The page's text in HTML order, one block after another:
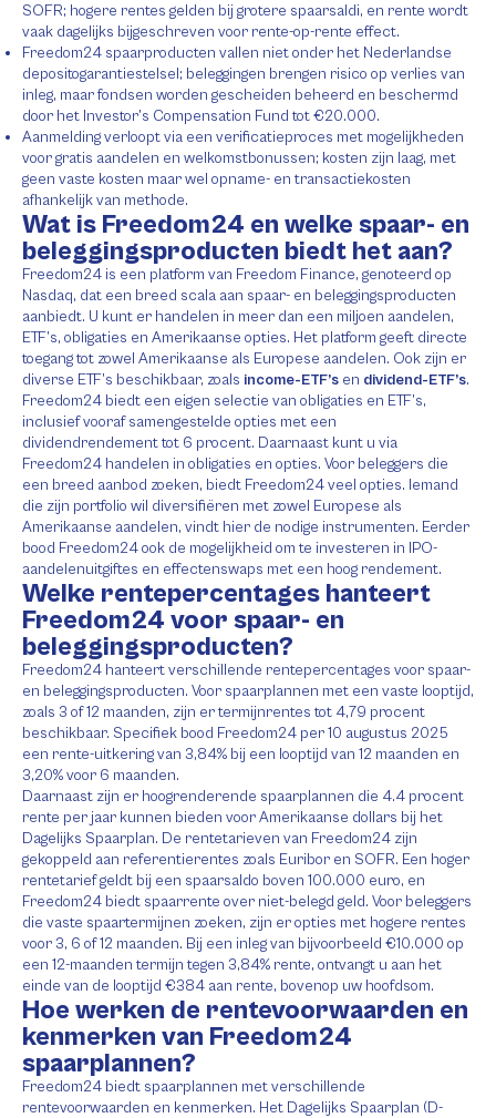
SOFR; hogere rentes gelden bij grotere spaarsaldi, en rente wordt
vaak dagelijks bijgeschreven voor rente-op-rente effect.
Freedom24 spaarproducten vallen niet onder het Nederlandse
depositogarantiestelsel; beleggingen brengen risico op verlies van
inleg, maar fondsen worden gescheiden beheerd en beschermd
door het Investor’s Compensation Fund tot €20.000.
Aanmelding verloopt via een verificatieproces met mogelijkheden
voor gratis aandelen en welkomstbonussen; kosten zijn laag, met
geen vaste kosten maar wel opname- en transactiekosten
afhankelijk van methode.
Wat is Freedom24 en welke spaar- en
beleggingsproducten biedt het aan?
Freedom24 is een platform van Freedom Finance, genoteerd op
Nasdaq, dat een breed scala aan spaar- en beleggingsproducten
aanbiedt. U kunt er handelen in meer dan een miljoen aandelen,
ETF’s, obligaties en Amerikaanse opties. Het platform geeft directe
toegang tot zowel Amerikaanse als Europese aandelen. Ook zijn er
diverse ETF’s beschikbaar, zoals income-ETF’s en dividend-ETF’s.
Freedom24 biedt een eigen selectie van obligaties en ETF’s,
inclusief vooraf samengestelde opties met een
dividendrendement tot 6 procent. Daarnaast kunt u via
Freedom24 handelen in obligaties en opties. Voor beleggers die
een breed aanbod zoeken, biedt Freedom24 veel opties. Iemand
die zijn portfolio wil diversifiëren met zowel Europese als
Amerikaanse aandelen, vindt hier de nodige instrumenten. Eerder
bood Freedom24 ook de mogelijkheid om te investeren in IPO-
aandelenuitgiftes en effectenswaps met een hoog rendement.
Welke rentepercentages hanteert
Freedom24 voor spaar- en
beleggingsproducten?
Freedom24 hanteert verschillende rentepercentages voor spaar-
en beleggingsproducten. Voor spaarplannen met een vaste looptijd,
zoals 3 of 12 maanden, zijn er termijnrentes tot 4,79 procent
beschikbaar. Specifiek bood Freedom24 per 10 augustus 2025
een rente-uitkering van 3,84% bij een looptijd van 12 maanden en
3,20% voor 6 maanden.
Daarnaast zijn er hoogrenderende spaarplannen die 4.4 procent
rente per jaar kunnen bieden voor Amerikaanse dollars bij het
Dagelijks Spaarplan. De rentetarieven van Freedom24 zijn
gekoppeld aan referentierentes zoals Euribor en SOFR. Een hoger
rentetarief geldt bij een spaarsaldo boven 100.000 euro, en
Freedom24 biedt spaarrente over niet-belegd geld. Voor beleggers
die vaste spaartermijnen zoeken, zijn er opties met hogere rentes
voor 3, 6 of 12 maanden. Bij een inleg van bijvoorbeeld €10.000 op
een 12-maanden termijn tegen 3,84% rente, ontvangt u aan het
einde van de looptijd €384 aan rente, bovenop uw hoofdsom.
Hoe werken de rentevoorwaarden en
kenmerken van Freedom24
spaarplannen?
Freedom24 biedt spaarplannen met verschillende
rentevoorwaarden en kenmerken. Het Dagelijks Spaarplan (D-